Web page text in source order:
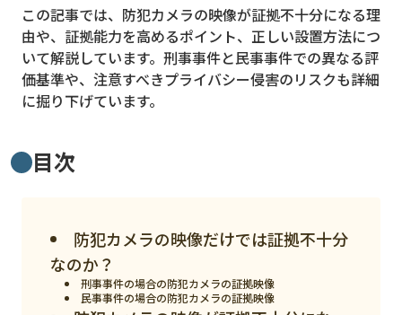
M2M
VPN
スマート〇〇
ドローン
スマート物流
この記事では、防犯カメラの映像が証拠不十分になる理
由や、証拠能力を高めるポイント、正しい設置方法につ
いて解説しています。刑事事件と民事事件での異なる評
価基準や、注意すべきプライバシー侵害のリスクも詳細
に掘り下げています。
目次
防犯カメラの映像だけでは証拠不十分
なのか？
刑事事件の場合の防犯カメラの証拠映像
民事事件の場合の防犯カメラの証拠映像